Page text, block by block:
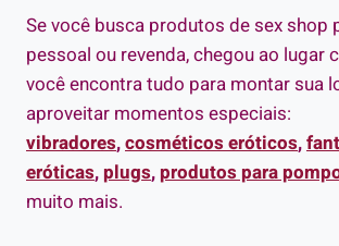
Se você busca produtos de sex shop
pessoal ou revenda, chegou ao lugar
você encontra tudo para montar sua
aproveitar momentos especiais:
vibradores,cosméticos eróticos,
eróticas,plugs,produtos para
muito mais.